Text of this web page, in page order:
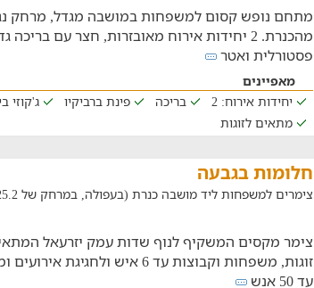
מתחם נופש קסום למשפחות במושבה מגדל, מרחק
מהכנרת. 2 יחידות אירוח מאובזרות, חצר עם בריכה
פסטורלית ואטר
מאפיינים
יחידות אירוח: 2
בריכה פינת ברביקיו ג'קוזי
מתאים לזוגות
חלומות בגבעה
צימרים למשפחות ליד מושבה כנרת (בעפולה, במרחק של 25.2 ק"מ)
צימר מקסים המשקיף לנוף שדות עמק יזרעאל
זוגות, משפחות וקבוצות עד 6 איש ולחגיגת
עד 50 אנש